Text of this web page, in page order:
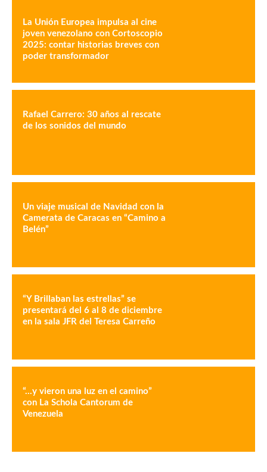
La Unión Europea impulsa al cine
joven venezolano con Cortoscopio
2025: contar historias breves con
poder transformador
Rafael Carrero: 30 años al rescate
de los sonidos del mundo
Un viaje musical de Navidad con la
Camerata de Caracas en “Camino a
Belén”
“Y Brillaban las estrellas” se
presentará del 6 al 8 de diciembre
en la sala JFR del Teresa Carreño
“…y vieron una luz en el camino”
con La Schola Cantorum de
Venezuela